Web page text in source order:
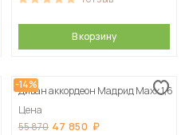
В корзину
-14%
Диван аккордеон Мадрид Maxx 1,6
Цена
55 870 47 850